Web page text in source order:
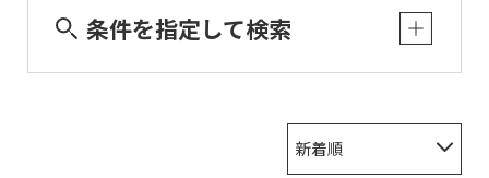
条件を指定して検索
新着順